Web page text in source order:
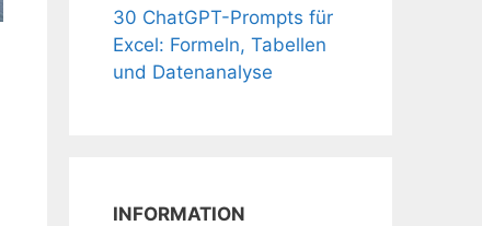
30 ChatGPT-Prompts für
Excel: Formeln, Tabellen
und Datenanalyse
INFORMATION